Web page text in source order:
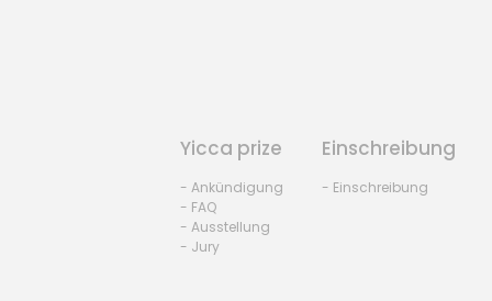
Yicca prize
- Ankündigung
- FAQ
- Ausstellung
- Jury
Einschreibung
- Einschreibung